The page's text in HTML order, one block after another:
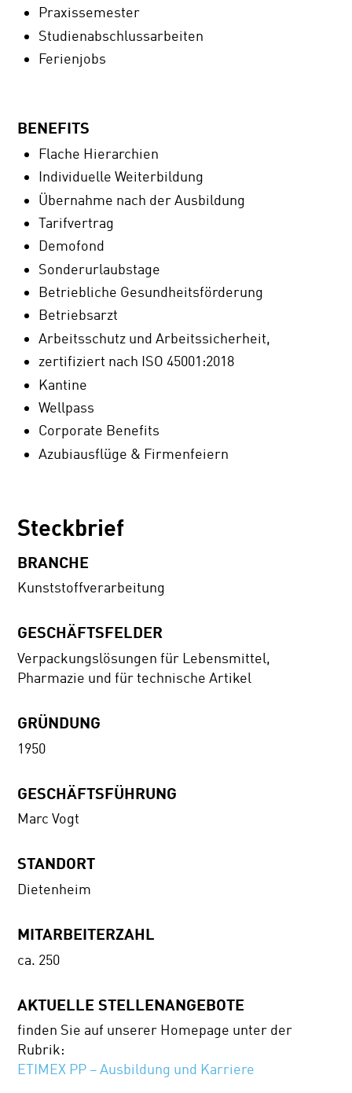
Praxissemester
Studienabschlussarbeiten
Ferienjobs
BENEFITS
Flache Hierarchien
Individuelle Weiterbildung
Übernahme nach der Ausbildung
Tarifvertrag
Demofond
Sonderurlaubstage
Betriebliche Gesundheitsförderung
Betriebsarzt
Arbeitsschutz und Arbeitssicherheit,
zertifiziert nach ISO 45001:2018
Kantine
Wellpass
Corporate Benefits
Azubiausflüge & Firmenfeiern
Steckbrief
BRANCHE
Kunststoffverarbeitung
GESCHÄFTSFELDER
Verpackungslösungen für Lebensmittel,
Pharmazie und für technische Artikel
GRÜNDUNG
1950
GESCHÄFTSFÜHRUNG
Marc Vogt
STANDORT
Dietenheim
MITARBEITERZAHL
ca. 250
AKTUELLE STELLENANGEBOTE
finden Sie auf unserer Homepage unter der
Rubrik:
ETIMEX PP – Ausbildung und Karriere